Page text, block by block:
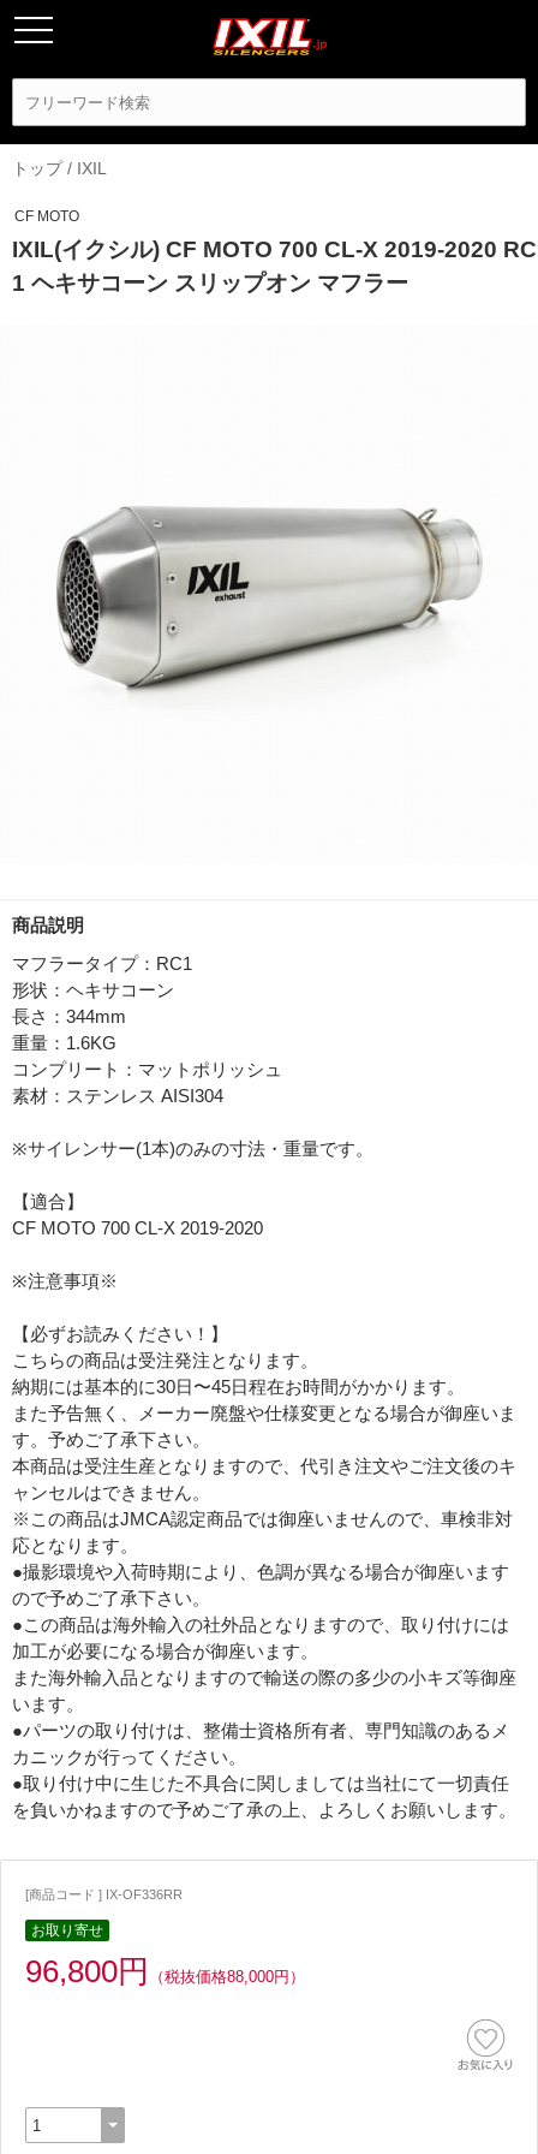
トップ/ IXIL
CF MOTO
IXIL(イクシル) CF MOTO 700 CL-X 2019-2020 RC
1 ヘキサコーン スリップオン マフラー
商品説明
マフラータイプ：RC1
形状：ヘキサコーン
長さ：344mm
重量：1.6KG
コンプリート：マットポリッシュ
素材：ステンレス AISI304
※サイレンサー(1本)のみの寸法・重量です。
【適合】
CF MOTO 700 CL-X 2019-2020
※注意事項※
【必ずお読みください！】
こちらの商品は受注発注となります。
納期には基本的に30日〜45日程在お時間がかかります。
また予告無く、メーカー廃盤や仕様変更となる場合が御座いま
す。予めご了承下さい。
本商品は受注生産となりますので、代引き注文やご注文後のキ
ャンセルはできません。
※この商品はJMCA認定商品では御座いませんので、車検非対
応となります。
●撮影環境や入荷時期により、色調が異なる場合が御座います
ので予めご了承下さい。
●この商品は海外輸入の社外品となりますので、取り付けには
加工が必要になる場合が御座います。
また海外輸入品となりますので輸送の際の多少の小キズ等御座
います。
●パーツの取り付けは、整備士資格所有者、専門知識のあるメ
カニックが行ってください。
●取り付け中に生じた不具合に関しましては当社にて一切責任
を負いかねますので予めご了承の上、よろしくお願いします。
[商品コード ] IX-OF336RR
お取り寄せ
96,800円 （税抜価格88,000円）